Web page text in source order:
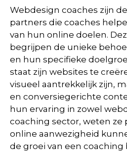
Webdesign coaches zijn
partners die coaches
van hun online doelen.
begrijpen de unieke
en hun specifieke
staat zijn websites te
visueel aantrekkelijk zijn,
en conversiegerichte
hun ervaring in zowel
coaching sector, weten ze
online aanwezigheid
de groei van een coaching